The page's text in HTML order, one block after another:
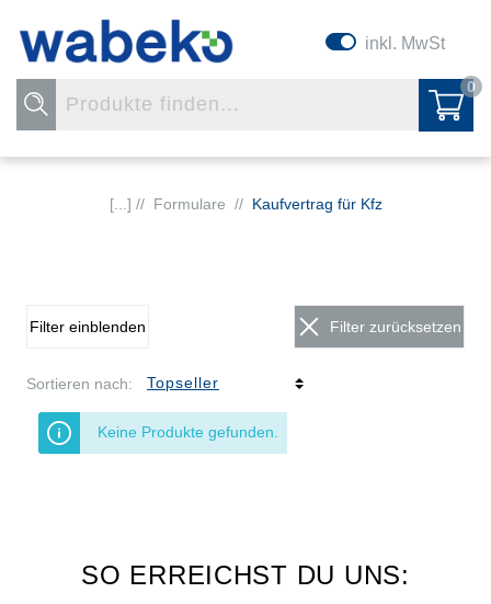
inkl. MwSt
0
[...] // Formulare // Kaufvertrag für Kfz
Filter einblenden Filter zurücksetzen
Sortieren nach:
Keine Produkte gefunden.
SO ERREICHST DU UNS: